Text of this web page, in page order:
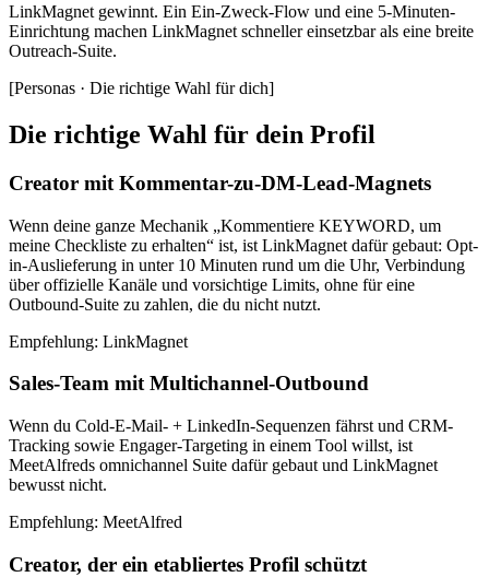
LinkMagnet gewinnt. Ein Ein-Zweck-Flow und eine 5-Minuten-
Einrichtung machen LinkMagnet schneller einsetzbar als eine breite
Outreach-Suite.
[Personas · Die richtige Wahl für dich]
Die richtige Wahl für dein Profil
Creator mit Kommentar-zu-DM-Lead-Magnets
Wenn deine ganze Mechanik „Kommentiere KEYWORD, um
meine Checkliste zu erhalten“ ist, ist LinkMagnet dafür gebaut: Opt-
in-Auslieferung in unter 10 Minuten rund um die Uhr, Verbindung
über offizielle Kanäle und vorsichtige Limits, ohne für eine
Outbound-Suite zu zahlen, die du nicht nutzt.
Empfehlung: LinkMagnet
Sales-Team mit Multichannel-Outbound
Wenn du Cold-E-Mail- + LinkedIn-Sequenzen fährst und CRM-
Tracking sowie Engager-Targeting in einem Tool willst, ist
MeetAlfreds omnichannel Suite dafür gebaut und LinkMagnet
bewusst nicht.
Empfehlung: MeetAlfred
Creator, der ein etabliertes Profil schützt